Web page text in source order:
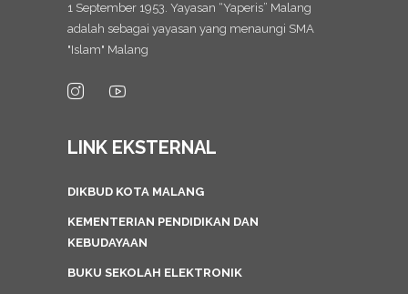
1 September 1953. Yayasan “Yaperis” Malang
adalah sebagai yayasan yang menaungi SMA
"Islam" Malang
LINK EKSTERNAL
DIKBUD KOTA MALANG
KEMENTERIAN PENDIDIKAN DAN
KEBUDAYAAN
BUKU SEKOLAH ELEKTRONIK